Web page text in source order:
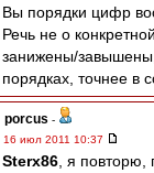
Вы порядки цифр
Речь не о
занижены/
порядках, точнее в
porcus -
16 июл 2011 10:37
Sterx86 , я повторю,